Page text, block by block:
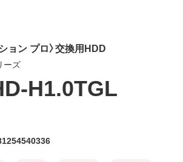
ョン プロ〉交換用HDD
ーズ
H1.0TGL